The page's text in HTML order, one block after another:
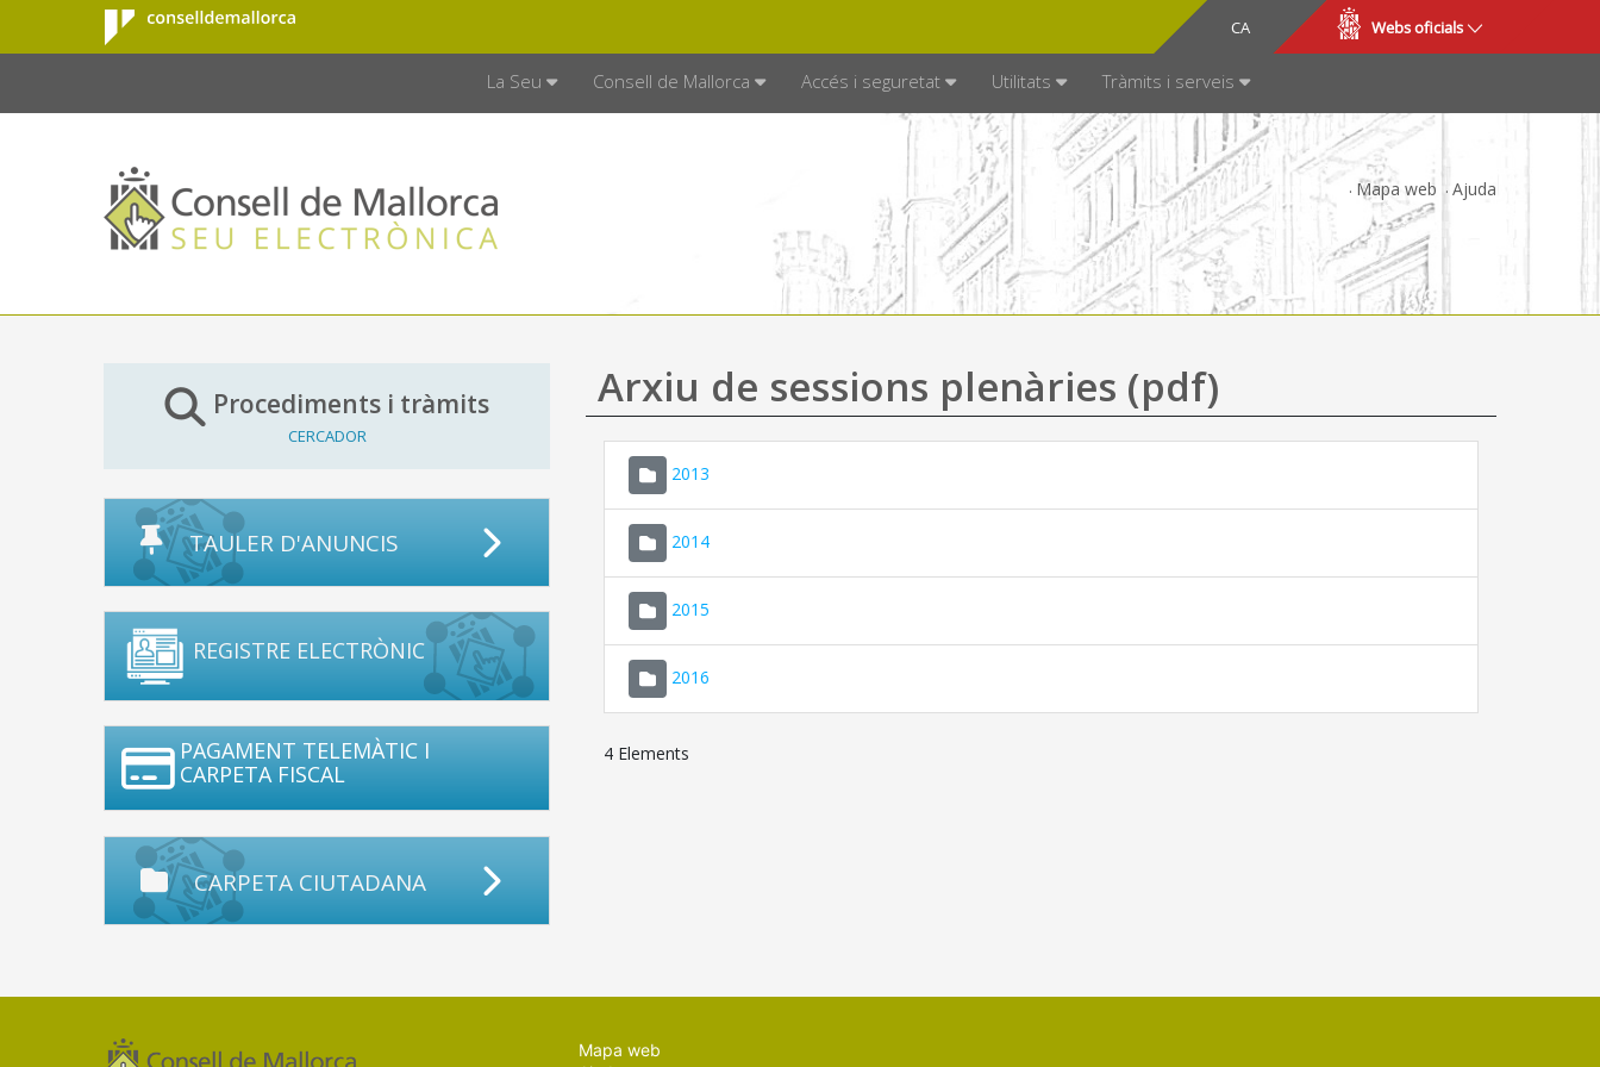
Salta al contingut principal
Consell de
Mallorca
CA
ES Webs oficials
La Seu Consell de Mallorca Accés i seguretat Utilitats Tràmits i serveis
Mapa web Ajuda
Procediments i tràmits
CERCADOR
TAULER D'ANUNCIS
REGISTRE ELECTRÒNIC
PAGAMENT TELEMÀTIC I
CARPETA FISCAL
CARPETA CIUTADANA
Arxiu de sessions plenàries (pdf)
2013
2014
2015
2016
4 Elements
Mapa web